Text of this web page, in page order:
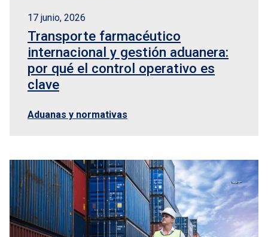
17 junio, 2026
Transporte farmacéutico
internacional y gestión aduanera:
por qué el control operativo es
clave
Aduanas y normativas